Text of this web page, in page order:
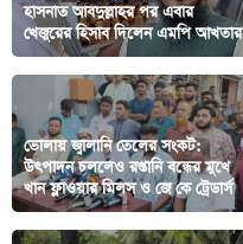
হাসনাত আবদুল্লাহর পর এবার
খেজুরের হিসাব দিলেন এমপি আখতার
ভোলায় জ্বালানি তেলের সংকট:
উৎপাদন চললেও রপ্তানি বন্ধের মুখে
খান ফ্লাওয়ার মিলস ও জে কে ট্রেডার্স